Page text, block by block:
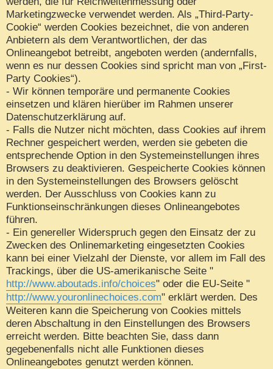
Marketingzwecke verwendet werden. Als „Third-Party-
Cookie“ werden Cookies bezeichnet, die von anderen
Anbietern als dem Verantwortlichen, der das
Onlineangebot betreibt, angeboten werden (andernfalls,
wenn es nur dessen Cookies sind spricht man von „First-
Party Cookies“).
- Wir können temporäre und permanente Cookies
einsetzen und klären hierüber im Rahmen unserer
Datenschutzerklärung auf.
- Falls die Nutzer nicht möchten, dass Cookies auf ihrem
Rechner gespeichert werden, werden sie gebeten die
entsprechende Option in den Systemeinstellungen ihres
Browsers zu deaktivieren. Gespeicherte Cookies können
in den Systemeinstellungen des Browsers gelöscht
werden. Der Ausschluss von Cookies kann zu
Funktionseinschränkungen dieses Onlineangebotes
führen.
- Ein genereller Widerspruch gegen den Einsatz der zu
Zwecken des Onlinemarketing eingesetzten Cookies
kann bei einer Vielzahl der Dienste, vor allem im Fall des
Trackings, über die US-amerikanische Seite "
http://www.aboutads.info/choices" oder die EU-Seite "
http://www.youronlinechoices.com" erklärt werden. Des
Weiteren kann die Speicherung von Cookies mittels
deren Abschaltung in den Einstellungen des Browsers
erreicht werden. Bitte beachten Sie, dass dann
gegebenenfalls nicht alle Funktionen dieses
Onlineangebotes genutzt werden können.